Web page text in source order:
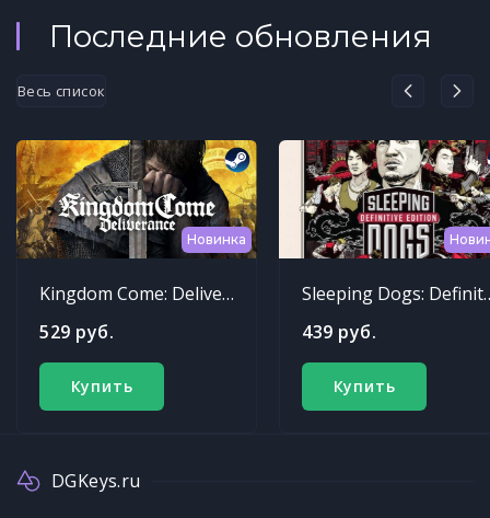
Последние обновления
Весь список
Новинка
Kingdom Come: Deliverance
529 руб.
Купить
Sleeping
439 руб.
Купить
DGKeys.ru